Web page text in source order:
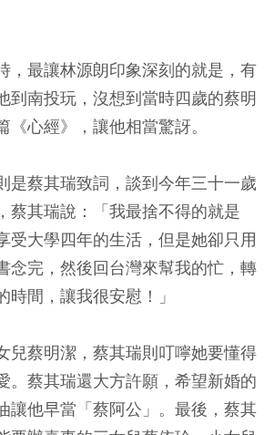
，最讓林源朗印象深刻的就是，有
到南投玩，沒想到當時四歲的蔡明
《心經》，讓他相當驚訝。
是蔡其瑞致詞，談到今年三十一歲
蔡其瑞說：「我最捨不得的就是
受大學四年的生活，但是她卻只用
念完，然後回台灣來幫我的忙，轉
時間，讓我很安慰！」
兒蔡明潔，蔡其瑞則叮嚀她要懂得
。蔡其瑞還大方許願，希望新婚的
讓他早當「蔡阿公」。最後，蔡其